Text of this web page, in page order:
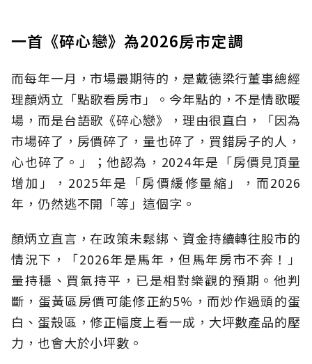
一首《碎心戀》為2026房市定調
而每年一月，市場最期待的，是戴德梁行董事總經
理顏炳立「點歌看房市」。今年點的，不是情歌暖
場，而是台語歌《碎心戀》，理由很直白，「因為
市場碎了，房價碎了，量也碎了，買錯房子的人，
心也碎了。」；他認為，2024年是「房價見頂量
增加」，2025年是「房價緩修量縮」，而2026
年，仍然逃不開「等」這個字。
顏炳立直言，在政策未鬆綁、資金持續轉往股市的
情況下，「2026年是馬年，但馬年房市不奔！」
量持穩、買氣持平，已是相對樂觀的預期。他判
斷，蛋黃區房價可能修正約5%，而炒作過頭的蛋
白、蛋殼區，修正幅度上看一成，大坪數產品的壓
力，也會大於小坪數。